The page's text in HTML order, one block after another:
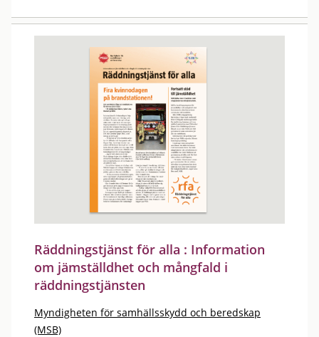
Räddningstjänst för alla : Information
om jämställdhet och mångfald i
räddningstjänsten
Myndigheten för samhällsskydd och beredskap
(MSB)